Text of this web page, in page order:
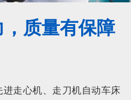
质量有保障
走心机、走刀机自动车床